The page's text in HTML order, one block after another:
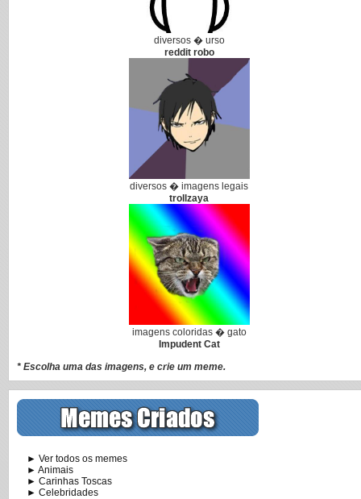
diversos � urso
reddit robo
diversos � imagens legais
trollzaya
imagens coloridas � gato
Impudent Cat
* Escolha uma das imagens, e crie um meme.
► Ver todos os memes
► Animais
► Carinhas Toscas
► Celebridades